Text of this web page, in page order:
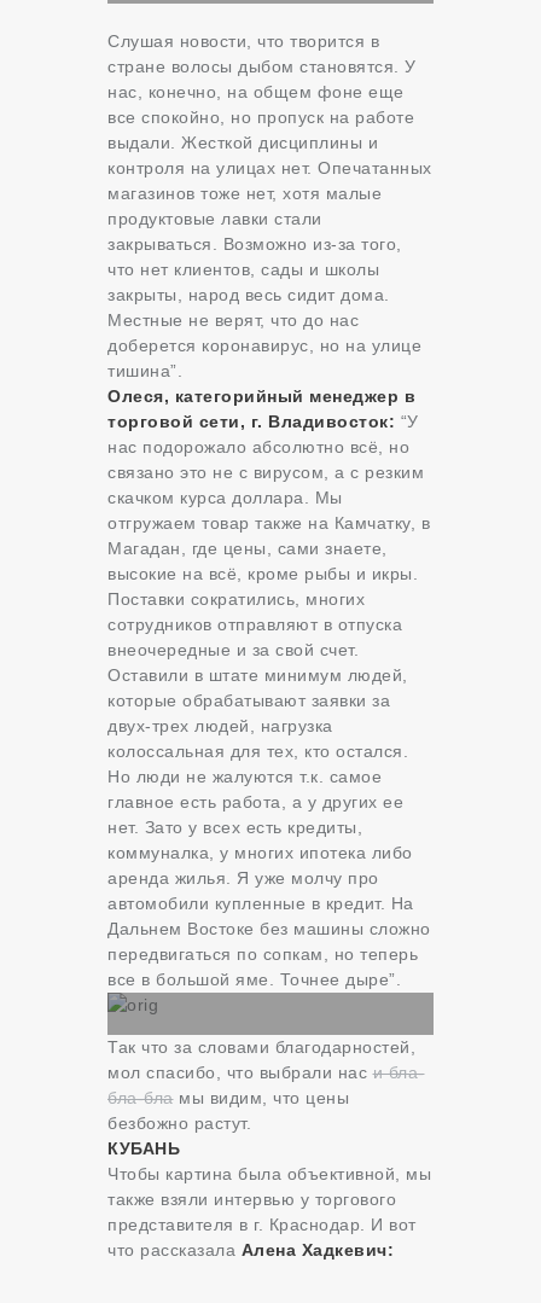
Слушая новости, что творится в
стране волосы дыбом становятся. У
нас, конечно, на общем фоне еще
все спокойно, но пропуск на работе
выдали. Жесткой дисциплины и
контроля на улицах нет. Опечатанных
магазинов тоже нет, хотя малые
продуктовые лавки стали
закрываться. Возможно из-за того,
что нет клиентов, сады и школы
закрыты, народ весь сидит дома.
Местные не верят, что до нас
доберется коронавирус, но на улице
тишина”.
Олеся, категорийный менеджер в
торговой сети, г. Владивосток: “У
нас подорожало абсолютно всё, но
связано это не с вирусом, а с резким
скачком курса доллара. Мы
отгружаем товар также на Камчатку, в
Магадан, где цены, сами знаете,
высокие на всё, кроме рыбы и икры.
Поставки сократились, многих
сотрудников отправляют в отпуска
внеочередные и за свой счет.
Оставили в штате минимум людей,
которые обрабатывают заявки за
двух-трех людей, нагрузка
колоссальная для тех, кто остался.
Но люди не жалуются т.к. самое
главное есть работа, а у других ее
нет. Зато у всех есть кредиты,
коммуналка, у многих ипотека либо
аренда жилья. Я уже молчу про
автомобили купленные в кредит. На
Дальнем Востоке без машины сложно
передвигаться по сопкам, но теперь
все в большой яме. Точнее дыре”.
Так что за словами благодарностей,
мол спасибо, что выбрали наси бла-
бла-бламы видим, что цены
безбожно растут.
КУБАНЬ
Чтобы картина была объективной, мы
также взяли интервью у торгового
представителя в г. Краснодар. И вот
что рассказала Алена Хадкевич: